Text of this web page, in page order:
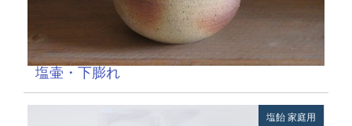
塩壷・下膨れ
塩飴 家庭用